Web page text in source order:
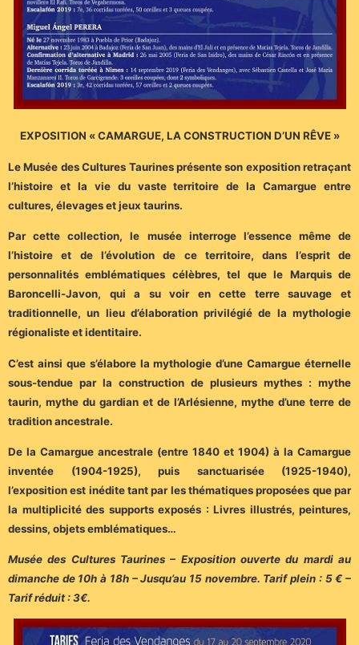
EXPOSITION « CAMARGUE, LA CONSTRUCTION D’UN RÊVE »
Le Musée des Cultures Taurines présente son exposition retraçant
l’histoire et la vie du vaste territoire de la Camargue entre
cultures, élevages et jeux taurins.
Par cette collection, le musée interroge l’essence même de
l’histoire et de l’évolution de ce territoire, dans l’esprit de
personnalités emblématiques célèbres, tel que le Marquis de
Baroncelli-Javon, qui a su voir en cette terre sauvage et
traditionnelle, un lieu d’élaboration privilégié de la mythologie
régionaliste et identitaire.
C’est ainsi que s’élabore la mythologie d’une Camargue éternelle
sous-tendue par la construction de plusieurs mythes : mythe
taurin, mythe du gardian et de l’Arlésienne, mythe d’une terre de
tradition ancestrale.
De la Camargue ancestrale (entre 1840 et 1904) à la Camargue
inventée (1904-1925), puis sanctuarisée (1925-1940),
l’exposition est inédite tant par les thématiques proposées que par
la multiplicité des supports exposés : Livres illustrés, peintures,
dessins, objets emblématiques…
Musée des Cultures Taurines – Exposition ouverte du mardi au
dimanche de 10h à 18h – Jusqu’au 15 novembre. Tarif plein : 5 € –
Tarif réduit : 3€.